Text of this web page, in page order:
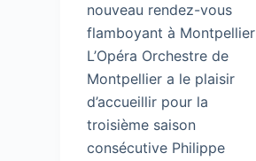
nouveau rendez-vous
flamboyant à Montpellier
L’Opéra Orchestre de
Montpellier a le plaisir
d’accueillir pour la
troisième saison
consécutive Philippe